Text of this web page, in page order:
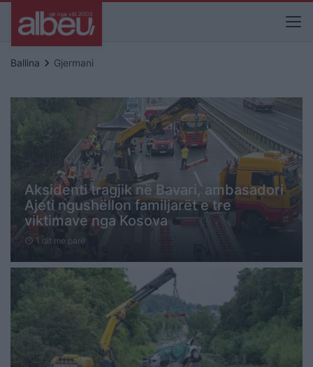
Ballina keyboard_arrow_right Gjermani
Aksidenti tragjik në Bavari, ambasadori
Ajeti ngushëllon familjarët e tre
viktimave nga Kosova
schedule 1 dit me parë